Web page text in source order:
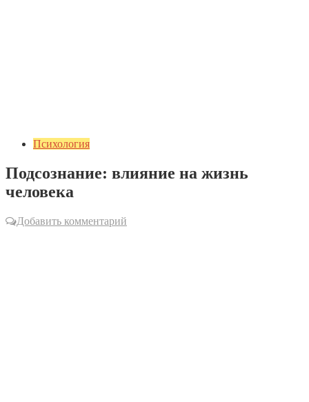
Психология
Подсознание: влияние на жизнь
человека
Добавить комментарий